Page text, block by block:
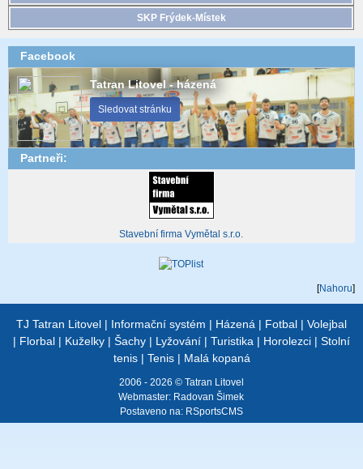
SKP Frýdek-Místek
Facebook
Tatran Litovel - házená
Sledovat stránku
Partneři:
Stavební firma Vymětal s.r.o.
[Nahoru]
TJ Tatran Litovel | Informační systém | Házená | Fotbal | Volejbal
| Florbal | Kuželky | Šachy | Lyžování | Turistika | Horolezci | Stolní
tenis| Tenis| Malá kopaná
2006 - 2026 © Tatran Litovel
Webmaster: Radovan Šimek
Postaveno na: RSportsCMS